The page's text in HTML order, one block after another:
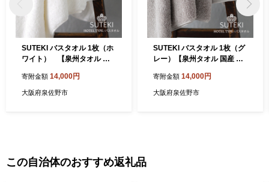
SUTEKI バスタオル 1枚（ホ
ワイト） 【泉州タオル 国
ル 日用品 家族 ファミリー】
099H4261
寄附金額 14,000円
大阪府泉佐野市
SUTEKI バスタオル 1枚（グ
レー）【泉州タオル 国産 吸
用品 家族 ファミリー】 099
H4263
寄附金額 14,000円
大阪府泉佐野市
この自治体のおすすめ返礼品